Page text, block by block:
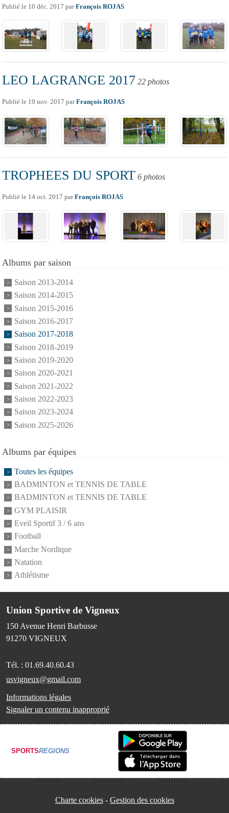
Publié le 10 déc. 2017 parFrançois ROJAS
LEO LAGRANGE 2017 22 photos
Publié le 19 nov. 2017 parFrançois ROJAS
TROPHEES DU SPORT 6 photos
Publié le 14 oct. 2017 parFrançois ROJAS
Albums par saison
Saison 2013-2014
Saison 2014-2015
Saison 2015-2016
Saison 2016-2017
Saison 2017-2018
Saison 2018-2019
Saison 2019-2020
Saison 2020-2021
Saison 2021-2022
Saison 2022-2023
Saison 2023-2024
Saison 2025-2026
Albums par équipes
Toutes les équipes
BADMINTON et TENNIS DE TABLE
BADMINTON et TENNIS DE TABLE
GYM PLAISIR
Eveil Sportif 3 / 6 ans
Football
Marche Nordique
Natation
Athlétisme
Union Sportive de Vigneux
150 Avenue Henri Barbusse
91270 VIGNEUX
Tél. : 01.69.40.60.43
usvigneux@gmail.com
Informations légales
Signaler un contenu inapproprié
SPORTSREGIONS
Charte cookies Gestion des cookies